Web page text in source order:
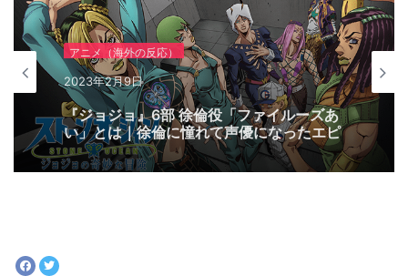
アニメ（海外の反応）
2023年2月9日
『ジョジョ』6部 徐倫役「ファイルーズあ
い」とは｜徐倫に憧れて声優になったエピ
ソードも